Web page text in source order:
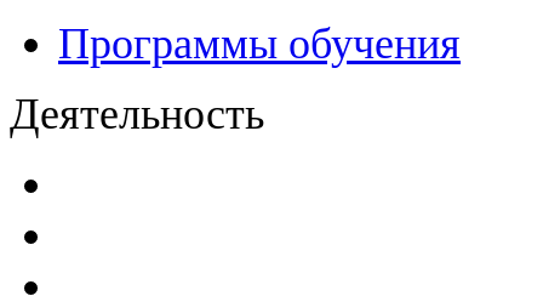
Программы обучения
Деятельность